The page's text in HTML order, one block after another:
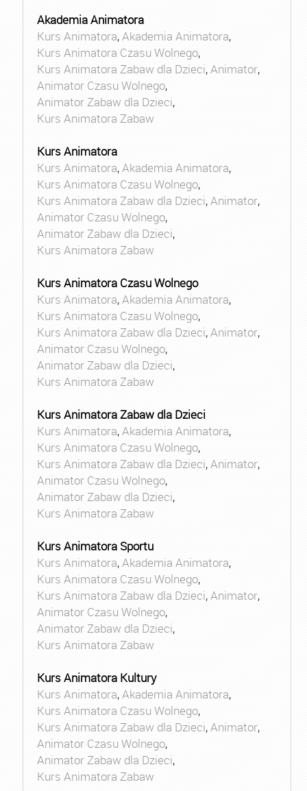
Akademia Animatora
Kurs Animatora,Akademia Animatora,
Kurs Animatora Czasu Wolnego,
Kurs Animatora Zabaw dla Dzieci,Animator,
Animator Czasu Wolnego,
Animator Zabaw dla Dzieci,
Kurs Animatora Zabaw
Kurs Animatora
Kurs Animatora,Akademia Animatora,
Kurs Animatora Czasu Wolnego,
Kurs Animatora Zabaw dla Dzieci,Animator,
Animator Czasu Wolnego,
Animator Zabaw dla Dzieci,
Kurs Animatora Zabaw
Kurs Animatora Czasu Wolnego
Kurs Animatora,Akademia Animatora,
Kurs Animatora Czasu Wolnego,
Kurs Animatora Zabaw dla Dzieci,Animator,
Animator Czasu Wolnego,
Animator Zabaw dla Dzieci,
Kurs Animatora Zabaw
Kurs Animatora Zabaw dla Dzieci
Kurs Animatora,Akademia Animatora,
Kurs Animatora Czasu Wolnego,
Kurs Animatora Zabaw dla Dzieci,Animator,
Animator Czasu Wolnego,
Animator Zabaw dla Dzieci,
Kurs Animatora Zabaw
Kurs Animatora Sportu
Kurs Animatora,Akademia Animatora,
Kurs Animatora Czasu Wolnego,
Kurs Animatora Zabaw dla Dzieci,Animator,
Animator Czasu Wolnego,
Animator Zabaw dla Dzieci,
Kurs Animatora Zabaw
Kurs Animatora Kultury
Kurs Animatora,Akademia Animatora,
Kurs Animatora Czasu Wolnego,
Kurs Animatora Zabaw dla Dzieci,Animator,
Animator Czasu Wolnego,
Animator Zabaw dla Dzieci,
Kurs Animatora Zabaw